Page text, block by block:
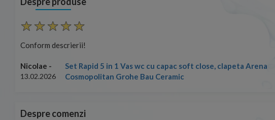
Conform descrierii!
Nicolae -
13.02.2026
Set Rapid 5 in 1 Vas wc cu capac soft close, clapeta Arena
Cosmopolitan Grohe Bau Ceramic
Despre comenzi